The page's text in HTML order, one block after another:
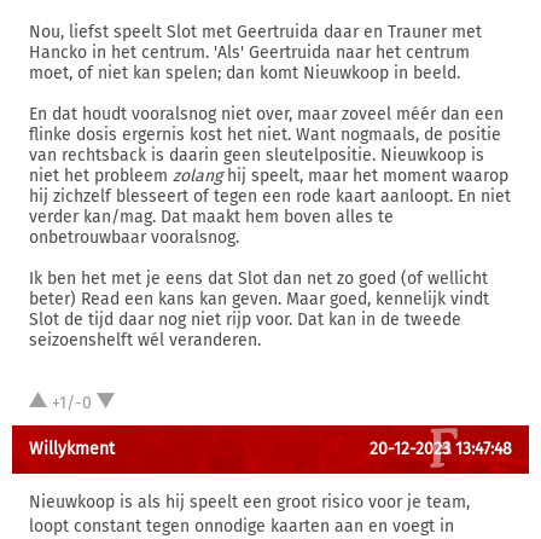
Nou, liefst speelt Slot met Geertruida daar en Trauner met
Hancko in het centrum. 'Als' Geertruida naar het centrum
moet, of niet kan spelen; dan komt Nieuwkoop in beeld.
En dat houdt vooralsnog niet over, maar zoveel méér dan een
flinke dosis ergernis kost het niet. Want nogmaals, de positie
van rechtsback is daarin geen sleutelpositie. Nieuwkoop is
niet het probleem zolanghij speelt, maar het moment waarop
hij zichzelf blesseert of tegen een rode kaart aanloopt. En niet
verder kan/mag. Dat maakt hem boven alles te
onbetrouwbaar vooralsnog.
Ik ben het met je eens dat Slot dan net zo goed (of wellicht
beter) Read een kans kan geven. Maar goed, kennelijk vindt
Slot de tijd daar nog niet rijp voor. Dat kan in de tweede
seizoenshelft wél veranderen.
+1/-0
Willykment 20-12-2023 13:47:48
Nieuwkoop is als hij speelt een groot risico voor je team,
loopt constant tegen onnodige kaarten aan en voegt in